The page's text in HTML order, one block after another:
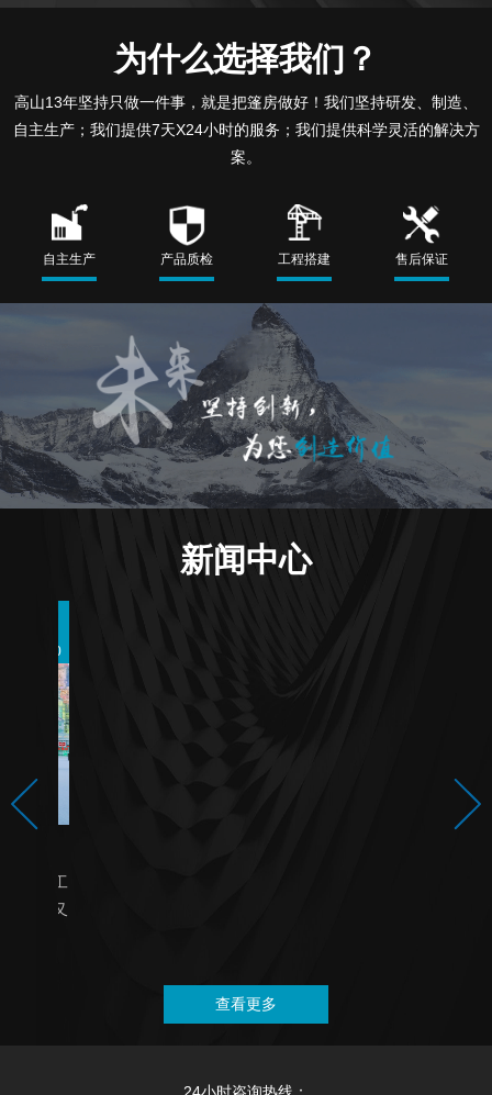
为什么选择我们？
高山13年坚持只做一件事，就是把篷房做好！我们坚持研发、制造、
自主生产；我们提供7天X24小时的服务；我们提供科学灵活的解决方
案。
自主生产 产品质检 工程搭建 售后保证
新闻中心
查看更多
24小时咨询热线：